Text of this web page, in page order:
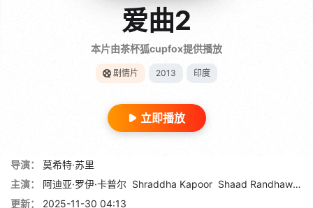
爱曲2
本片由茶杯狐cupfox提供播放
剧情片 2013 印度
立即播放
导演：
莫希特·苏里
主演：
阿迪亚·罗伊·卡普尔 Shraddha Kapoor Shaad Randhawa
更新：
2025-11-30 04:13